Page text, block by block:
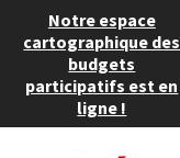
Notre espace
cartographique des
budgets
participatifs est en
ligne !